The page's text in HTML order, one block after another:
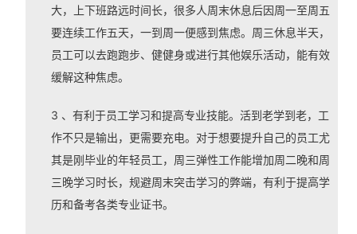
大，上下班路远时间长，很多人周末休息后因周一至周五
要连续工作五天，一到周一便感到焦虑。周三休息半天，
员工可以去跑跑步、健健身或进行其他娱乐活动，能有效
缓解这种焦虑。
3 、有利于员工学习和提高专业技能。活到老学到老，工
作不只是输出，更需要充电。对于想要提升自己的员工尤
其是刚毕业的年轻员工，周三弹性工作能增加周二晚和周
三晚学习时长，规避周末突击学习的弊端，有利于提高学
历和备考各类专业证书。